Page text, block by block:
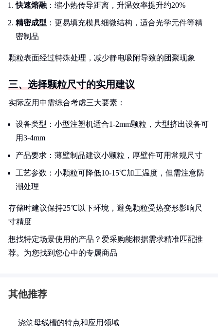
快速熔融 ：缩小热传导距离，升温效率提升约20%
精密成型 ：更易填充模具细微结构，适合光学元件等精
密制品
颗粒表面经过特殊处理，减少静电吸附导致的团聚现象
三、选择颗粒尺寸的实用建议
实际应用中需综合考虑三大要素：
设备类型：小型注塑机适合1-2mm颗粒，大型挤出设备可
用3-4mm
产品要求：薄壁制品建议小颗粒，厚壁件可用常规尺寸
工艺参数：小颗粒可降低10-15℃加工温度，但需注意防
潮处理
存储时建议保持25℃以下环境，避免颗粒受热变形影响尺
寸精度
想找特定场景使用的产品？爱采购能根据需求精准匹配推
荐。为您找到您心中的专属商品
其他推荐
浇筑母线槽的特点和应用领域